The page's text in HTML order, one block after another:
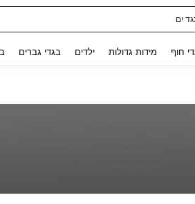
נשים
חוף מידות גדולות ילדים בגדי גברים